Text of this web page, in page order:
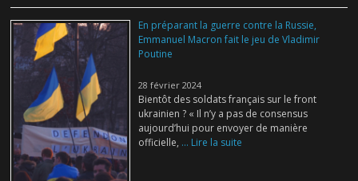
En préparant la guerre contre la Russie,
Emmanuel Macron fait le jeu de Vladimir
Poutine
28 février 2024
Bientôt des soldats français sur le front
ukrainien ? « Il n’y a pas de consensus
aujourd’hui pour envoyer de manière
officielle, ... Lire la suite